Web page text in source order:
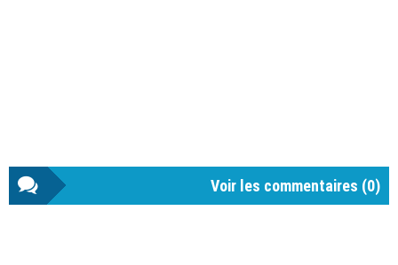
Voir les commentaires (0)